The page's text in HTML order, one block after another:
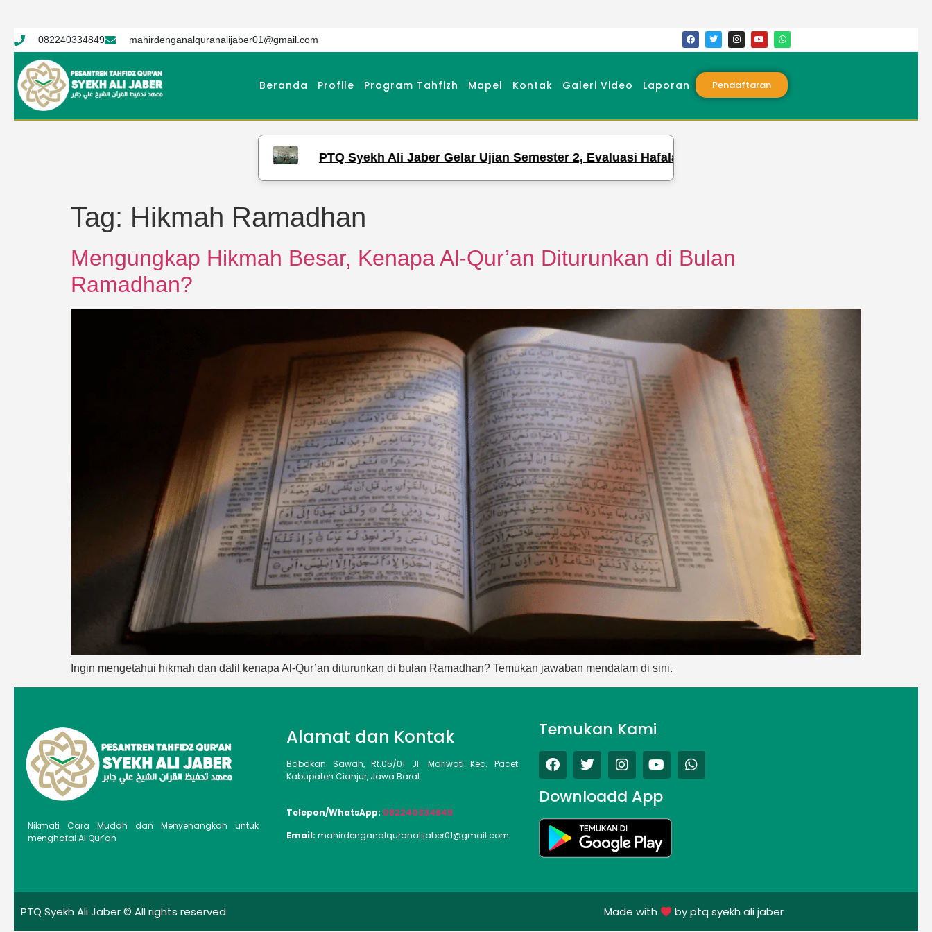
082240334849 mahirdenganalquranalijaber01@gmail.com
Beranda Profile Program Tahfizh Mapel Kontak Galeri Video Laporan Pendaftaran
PTQ Syekh Ali Jaber Gelar Ujian Semester 2, Evaluasi Hafalan dan Pengetahuan Para Santri
Tag: Hikmah Ramadhan
Mengungkap Hikmah Besar, Kenapa Al-Qur’an Diturunkan di Bulan
Ramadhan?
Ingin mengetahui hikmah dan dalil kenapa Al-Qur’an diturunkan di bulan Ramadhan? Temukan jawaban mendalam di sini.
Nikmati Cara Mudah dan Menyenangkan untuk
menghafal Al Qur’an
Alamat dan Kontak
Babakan Sawah, Rt.05/01 Jl. Mariwati Kec. Pacet
Kabupaten Cianjur, Jawa Barat
Telepon/WhatsApp: 082240334849
Email:mahirdenganalquranalijaber01@gmail.com
Temukan Kami
Downloadd App
PTQ Syekh Ali Jaber © All rights reserved. Made with by ptq syekh ali jaber